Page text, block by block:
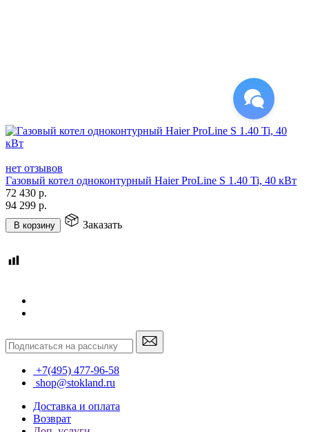
нет отзывов
Газовый котел одноконтурный Haier ProLine S 1.40 Ti, 40 кВт
72 430 р.
94 299 р.
В корзину Заказать
+7(495) 477-96-58
shop@stokland.ru
Доставка и оплата
Возврат